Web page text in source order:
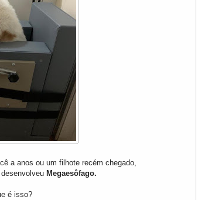
a anos ou um filhote recém chegado,
Megaesôfago.
é isso?